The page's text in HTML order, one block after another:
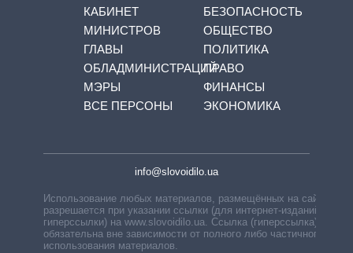
КАБИНЕТ
МИНИСТРОВ
ГЛАВЫ
ОБЛАДМИНИСТРАЦИЙ
МЭРЫ
ВСЕ ПЕРСОНЫ
БЕЗОПАСНОСТЬ
ОБЩЕСТВО
ПОЛИТИКА
ПРАВО
ФИНАНСЫ
ЭКОНОМИКА
info@slovoidilo.ua
Использование любых материалов, размещённых на сайте,
разрешается при указании ссылки (для интернет-изданий —
гиперссылки) на www.slovoidilo.ua. Ссылка (гиперссылка)
обязательна вне зависимости от полного либо частичного
использования материалов.